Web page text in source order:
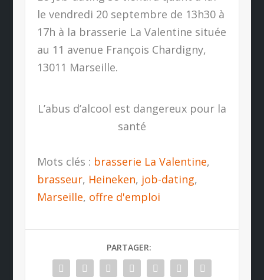
le vendredi 20 septembre de 13h30 à
17h à la brasserie La Valentine située
au 11 avenue François Chardigny,
13011 Marseille.
L’abus d’alcool est dangereux pour la
santé
Mots clés : brasserie La Valentine,
brasseur, Heineken, job-dating,
Marseille, offre d'emploi
PARTAGER: